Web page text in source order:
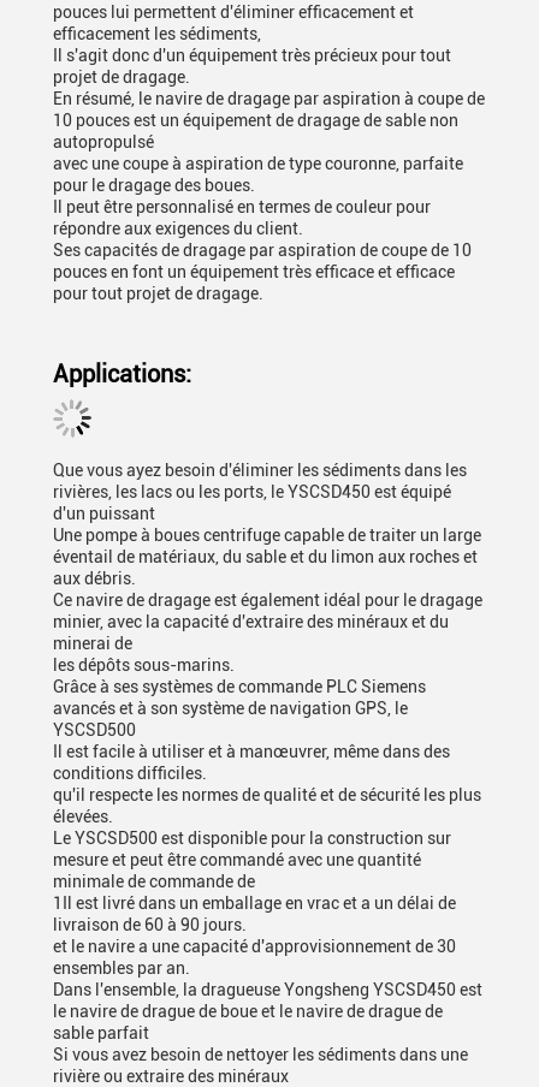
pouces lui permettent d'éliminer efficacement et
efficacement les sédiments,
Il s'agit donc d'un équipement très précieux pour tout
projet de dragage.
En résumé, le navire de dragage par aspiration à coupe de
10 pouces est un équipement de dragage de sable non
autopropulsé
avec une coupe à aspiration de type couronne, parfaite
pour le dragage des boues.
Il peut être personnalisé en termes de couleur pour
répondre aux exigences du client.
Ses capacités de dragage par aspiration de coupe de 10
pouces en font un équipement très efficace et efficace
pour tout projet de dragage.
Applications:
Que vous ayez besoin d'éliminer les sédiments dans les
rivières, les lacs ou les ports, le YSCSD450 est équipé
d'un puissant
Une pompe à boues centrifuge capable de traiter un large
éventail de matériaux, du sable et du limon aux roches et
aux débris.
Ce navire de dragage est également idéal pour le dragage
minier, avec la capacité d'extraire des minéraux et du
minerai de
les dépôts sous-marins.
Grâce à ses systèmes de commande PLC Siemens
avancés et à son système de navigation GPS, le
YSCSD500
Il est facile à utiliser et à manœuvrer, même dans des
conditions difficiles.
qu'il respecte les normes de qualité et de sécurité les plus
élevées.
Le YSCSD500 est disponible pour la construction sur
mesure et peut être commandé avec une quantité
minimale de commande de
1Il est livré dans un emballage en vrac et a un délai de
livraison de 60 à 90 jours.
et le navire a une capacité d'approvisionnement de 30
ensembles par an.
Dans l'ensemble, la dragueuse Yongsheng YSCSD450 est
le navire de drague de boue et le navire de drague de
sable parfait
Si vous avez besoin de nettoyer les sédiments dans une
rivière ou extraire des minéraux